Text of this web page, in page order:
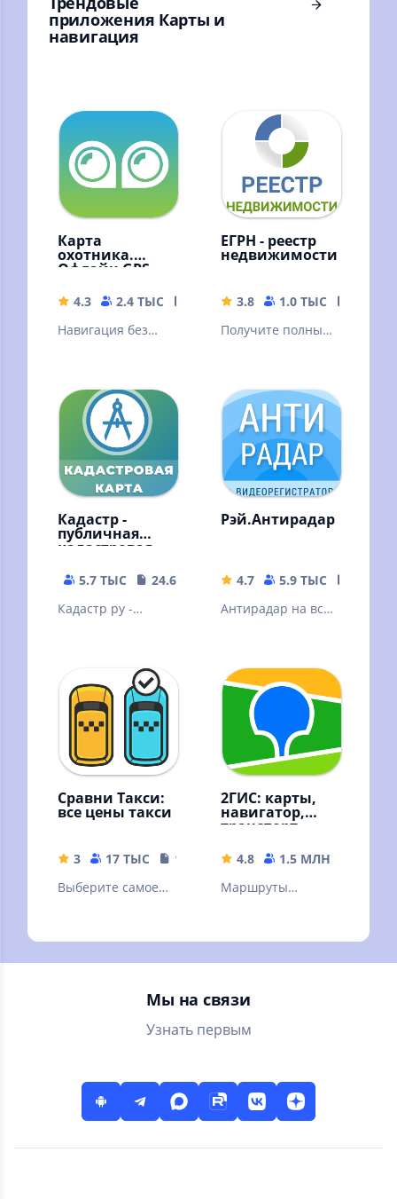
приложения Карты и
навигация
Карта
охотника.
Офлайн GPS
геотрекер
4.3 2.4 ТЫС
47.96 MB
Навигация без
охотничьих угодий
РФ - по подписке.
ЕГРН - реестр
недвижимости
3.8 1.0 ТЫС
Получите полный
онлайн
Кадастр -
публичная
кадастровая
5.7 ТЫС
24.65 MB
Кадастр ру -
Информация из
Росреестр (ЕГРН)
Рэй.Антирадар
4.7 5.9 ТЫС
Антирадар на все
поездок на авто
без штрафов
Сравни Такси:
все цены такси
3 17 ТЫС
18.99 MB
Выберите самое
2ГИС: карты,
навигатор,
транспорт,
4.8 1.5 МЛН
Маршруты
транспорта.
Метро. Пробки.
офлайн
Мы на связи
Узнать первым